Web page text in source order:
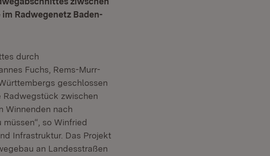
Radwegenetz Baden-
durch
Fuchs, Rems-Murr-
geschlossen
Radwegstück zwischen
Winnenden nach
so Winfried
Infrastruktur. Das Projekt
an Landesstraßen